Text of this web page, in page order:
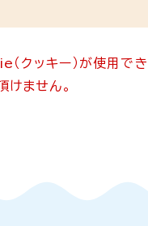
クッキー）が使用で
けません。